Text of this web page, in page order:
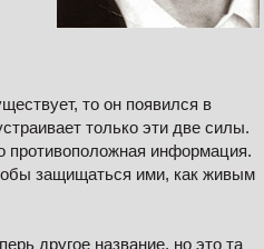
то он появился в
только эти две силы.
противоположная информация.
защищаться ими, как живым
другое название, но это та